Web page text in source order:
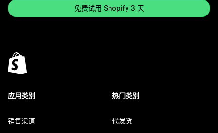
免费试用 Shopify 3 天
应用类别
销售渠道
热门类别
代发货